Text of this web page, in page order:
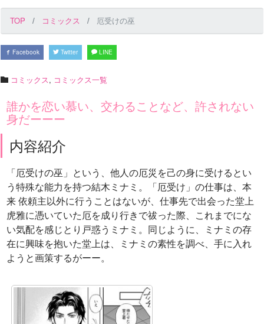
TOP コミックス 厄受けの巫
Facebook Twitter LINE
コミックス, コミックス一覧
誰かを恋い慕い、交わることなど、許されない
身だーーー
内容紹介
「厄受けの巫」という、他人の厄災を己の身に受けるとい
う特殊な能力を持つ結木ミナミ。「厄受け」の仕事は、本
来 依頼主以外に行うことはないが、仕事先で出会った堂上
虎雅に憑いていた厄を成り行きで祓った際、これまでにな
い気配を感じとり戸惑うミナミ。同じように、ミナミの存
在に興味を抱いた堂上は、ミナミの素性を調べ、手に入れ
ようと画策するがーー。